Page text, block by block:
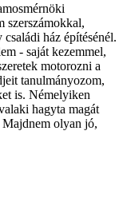
szerszámokkal,
ház építésénél.
- saját kezemmel,
motorozni a
tanulmányozom,
is. Némelyiken
hagyta magát
Majdnem olyan jó,